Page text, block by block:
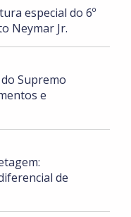
especial do 6º
Neymar Jr.
Supremo
e
de